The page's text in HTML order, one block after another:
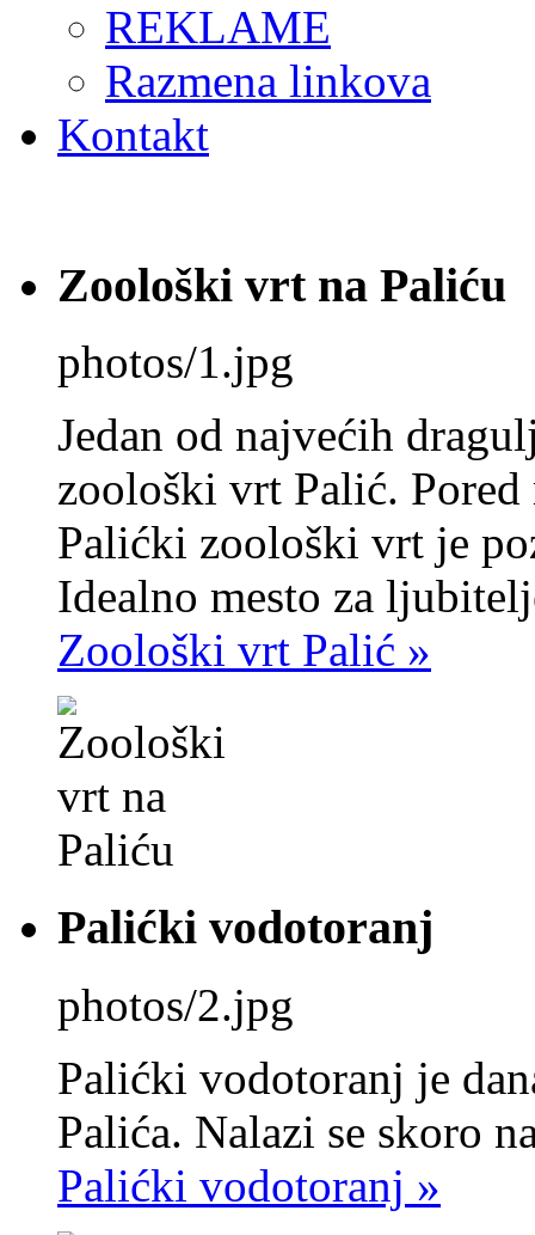
REKLAME
Razmena linkova
Kontakt
Zoološki vrt na Paliću
photos/1.jpg
Jedan od najvećih
zoološki vrt Palić.
Palićki zoološki vrt je
Idealno mesto za
Zoološki vrt Palić »
Palićki vodotoranj
photos/2.jpg
Palićki vodotoranj je
Palića. Nalazi se skoro
Palićki vodotoranj »